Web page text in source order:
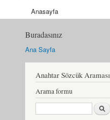
Anasayfa
Buradasınız
Ana Sayfa
Anahtar Sözcük Araması
Arama formu
Ara